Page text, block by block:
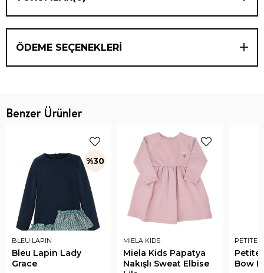
ÖDEME SEÇENEKLERI
Benzer Ürünler
BLEU LAPIN
Bleu Lapin Lady
Grace
%30
MIELA KIDS
Miela Kids Papatya
Nakışlı Sweat Elbise
PETITE
Petite
Bow